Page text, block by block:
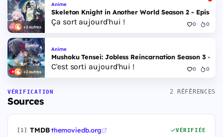
+2 autres
Anime
Skeleton Knight in Another World Season 2 - Episode
Ça sort aujourd'hui ! 0 0
+2 autres
Anime
Mushoku Tensei: Jobless Reincarnation Season 3 -
C'est sorti aujourd'hui ! 0 0
VÉRIFICATION
Sources
2 RÉFÉRENCES
[1] TMDB·themoviedb.org VÉRIFIÉE